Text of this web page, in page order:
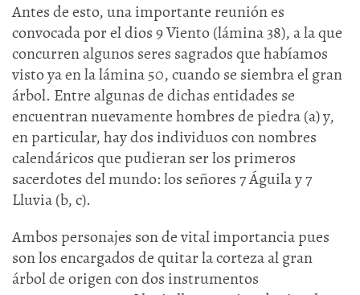
Antes de esto, una importante reunión es
convocada por el dios 9 Viento (lámina 38), a la que
concurren algunos seres sagrados que habíamos
visto ya en la lámina 50, cuando se siembra el gran
árbol. Entre algunas de dichas entidades se
encuentran nuevamente hombres de piedra (a) y,
en particular, hay dos individuos con nombres
calendáricos que pudieran ser los primeros
sacerdotes del mundo: los señores 7 Águila y 7
Lluvia (b, c).
Ambos personajes son de vital importancia pues
son los encargados de quitar la corteza al gran
árbol de origen con dos instrumentos